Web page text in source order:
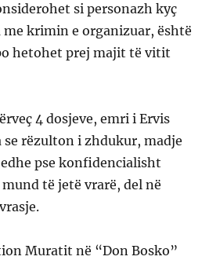
si personazh kyç
me krimin e organizuar, është
hetohet prej majit të vitit
4 dosjeve, emri i Ervis
rëzulton i zhdukur, madje
pse konfidencialisht
të jetë vrarë, del në
Muratit në “Don Bosko”